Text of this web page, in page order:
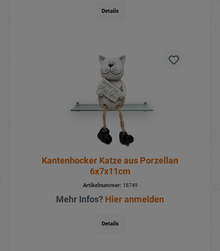
Details
Kantenhocker Katze aus Porzellan
6x7x11cm
Artikelnummer:18749
Mehr Infos? Hier anmelden
Details